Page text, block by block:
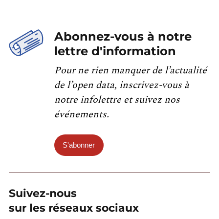
Abonnez-vous à notre
lettre d'information
Pour ne rien manquer de l’actualité
de l’open data, inscrivez-vous à
notre infolettre et suivez nos
événements.
S'abonner
Suivez-nous
sur les réseaux sociaux